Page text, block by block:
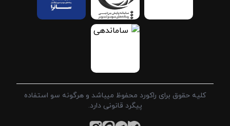
کلیه حقوق برای راکورد محفوظ میباشد و هرگونه سو استفاده
پیگرد قانونی دارد.